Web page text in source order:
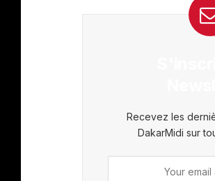
Recevez les
DakarMidi sur